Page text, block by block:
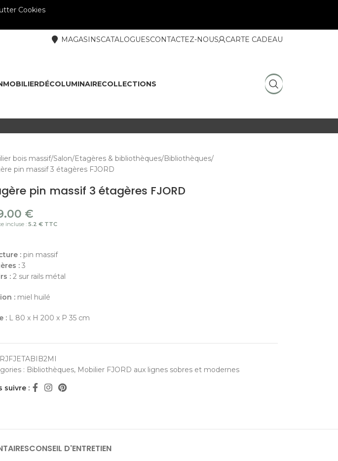
Cookies
MAGASINSCATALOGUESCONTACTEZ-NOUS CARTE CADEAU
MOBILIERDÉCOLUMINAIRECOLLECTIONS
bois massif Salon Etagères & bibliothèques Bibliothèques
pin massif 3 étagères FJORD
pin massif 3 étagères FJORD
€
incluse :5.2 € TTC
:pin massif
:3
:2 sur rails métal
:miel huilé
:L 80 x H 200 x P 35 cm
RJFJETABIB2MI
: Bibliothèques, Mobilier FJORD aux lignes sobres et modernes
suivre :
CONSEIL D'ENTRETIEN